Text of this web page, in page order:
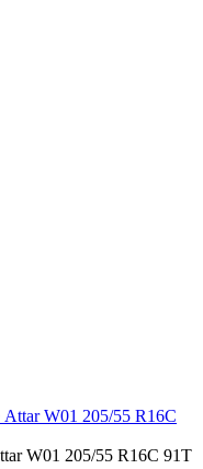
W01 205/55 R16C 91T